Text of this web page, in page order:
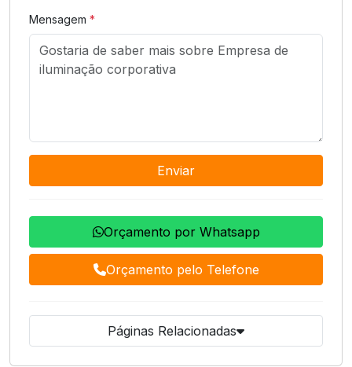
Mensagem *
Enviar
Orçamento por Whatsapp
Orçamento pelo Telefone
Páginas Relacionadas